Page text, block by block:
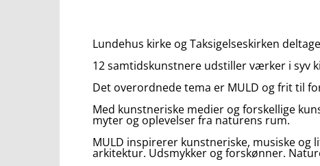
Lundehus kirke og Taksigelseskirken
12 samtidskunstnere udstiller værker i syv
Det overordnede tema er MULD og frit til
Med kunstneriske medier og forskellige
myter og oplevelser fra naturens rum.
MULD inspirerer kunstneriske, musiske
arkitektur. Udsmykker og forskønner.